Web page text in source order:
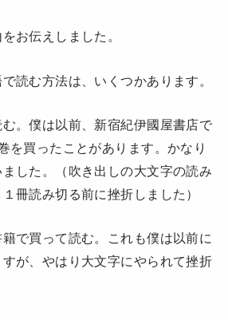
お伝えしました。
読む方法は、いくつかあります。
。僕は以前、新宿紀伊國屋書店で
を買ったことがあります。かなり
した。（吹き出しの大文字の読み
冊読み切る前に挫折しました）
で買って読む。これも僕は以前に
が、やはり大文字にやられて挫折